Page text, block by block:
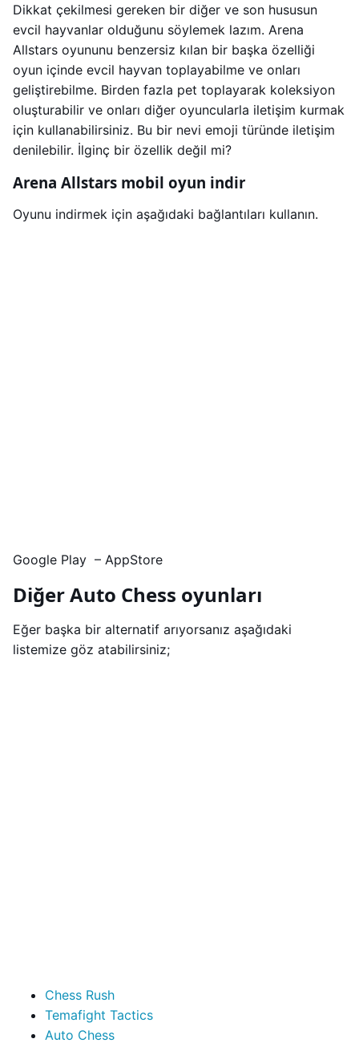
Dikkat çekilmesi gereken bir diğer ve son hususun
evcil hayvanlar olduğunu söylemek lazım. Arena
Allstars oyununu benzersiz kılan bir başka özelliği
oyun içinde evcil hayvan toplayabilme ve onları
geliştirebilme. Birden fazla pet toplayarak koleksiyon
oluşturabilir ve onları diğer oyuncularla iletişim kurmak
için kullanabilirsiniz. Bu bir nevi emoji türünde iletişim
denilebilir. İlginç bir özellik değil mi?
Arena Allstars mobil oyun indir
Oyunu indirmek için aşağıdaki bağlantıları kullanın.
Google Play – AppStore
Diğer Auto Chess oyunları
Eğer başka bir alternatif arıyorsanız aşağıdaki
listemize göz atabilirsiniz;
Chess Rush
Temafight Tactics
Auto Chess